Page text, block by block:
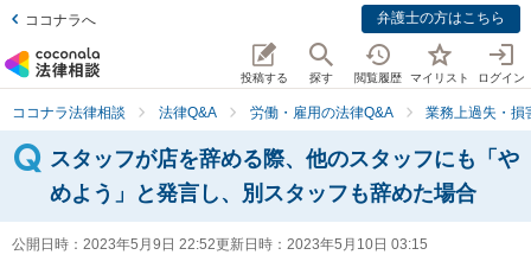
ココナラへ 弁護士の方はこちら
投稿する 探す 閲覧履歴 マイリスト ログイン
ココナラ法律相談 法律Q&A 労働・雇用の法律Q&A 業務上過失・損
スタッフが店を辞める際、他のスタッフにも「や
めよう」と発言し、別スタッフも辞めた場合
公開日時： 2023年5月9日 22:52更新日時： 2023年5月10日 03:15